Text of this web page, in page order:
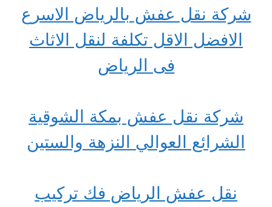
شركة نقل عفش بالرياض الاسرع
الافضل الاقل تكلفة لنقل الاثاث
فى الرياض
شركة نقل عفش بمكة الشوقية
الشرائع العوالي النزهة والستين
نقل عفش الرياض فك تركيب